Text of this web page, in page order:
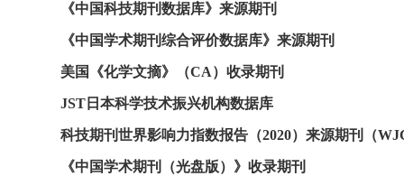
《中国科技期刊数据库》来源期刊
《中国学术期刊综合评价数据库》来源期刊
美国《化学文摘》（CA）收录期刊
JST日本科学技术振兴机构数据库
科技期刊世界影响力指数报告（2020）来源期刊（
《中国学术期刊（光盘版）》收录期刊